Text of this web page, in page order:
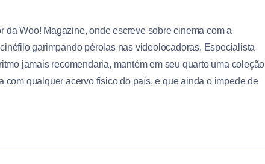
da Woo! Magazine, onde escreve sobre cinema com a
garimpando pérolas nas videolocadoras. Especialista
jamais recomendaria, mantém em seu quarto uma coleção
com qualquer acervo físico do país, e que ainda o impede de